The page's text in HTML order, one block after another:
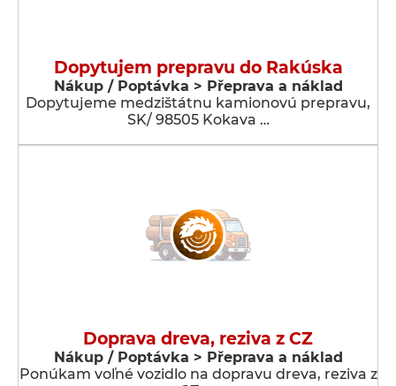
Dopytujem prepravu do Rakúska
Nákup / Poptávka > Přeprava a náklad
Dopytujeme medzištátnu kamionovú prepravu,
SK/ 98505 Kokava …
Doprava dreva, reziva z CZ
Nákup / Poptávka > Přeprava a náklad
Ponúkam voľné vozidlo na dopravu dreva, reziva z